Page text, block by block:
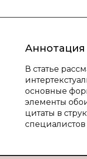
Аннотация
В статье
основные
элементы
цитаты в